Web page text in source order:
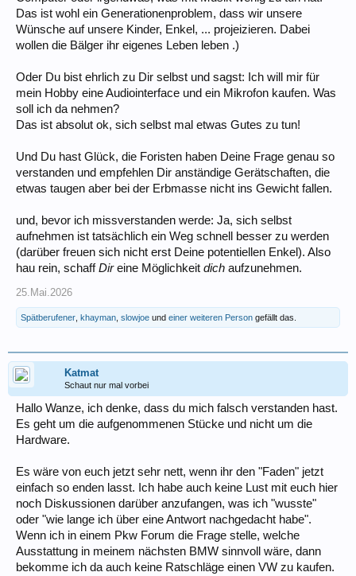
Das ist wohl ein Generationenproblem, dass wir unsere
Wünsche auf unsere Kinder, Enkel, ... projeizieren. Dabei
wollen die Bälger ihr eigenes Leben leben .)
Oder Du bist ehrlich zu Dir selbst und sagst: Ich will mir für
mein Hobby eine Audiointerface und ein Mikrofon kaufen. Was
soll ich da nehmen?
Das ist absolut ok, sich selbst mal etwas Gutes zu tun!
Und Du hast Glück, die Foristen haben Deine Frage genau so
verstanden und empfehlen Dir anständige Gerätschaften, die
etwas taugen aber bei der Erbmasse nicht ins Gewicht fallen.
und, bevor ich missverstanden werde: Ja, sich selbst
aufnehmen ist tatsächlich ein Weg schnell besser zu werden
(darüber freuen sich nicht erst Deine potentiellen Enkel). Also
hau rein, schaffDireine Möglichkeit dich aufzunehmen.
25.Mai.2026
Spätberufener khayman slowjoe und einer weiteren Person gefällt das.
Katmat
Schaut nur mal vorbei
Hallo Wanze, ich denke, dass du mich falsch verstanden hast.
Es geht um die aufgenommenen Stücke und nicht um die
Hardware.
Es wäre von euch jetzt sehr nett, wenn ihr den "Faden" jetzt
einfach so enden lasst. Ich habe auch keine Lust mit euch hier
noch Diskussionen darüber anzufangen, was ich "wusste"
oder "wie lange ich über eine Antwort nachgedacht habe".
Wenn ich in einem Pkw Forum die Frage stelle, welche
Ausstattung in meinem nächsten BMW sinnvoll wäre, dann
bekomme ich da auch keine Ratschläge einen VW zu kaufen.